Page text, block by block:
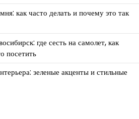
как часто делать и почему это так
где сесть на самолет, как
посетить
зеленые акценты и стильные